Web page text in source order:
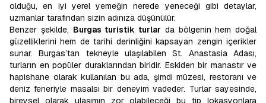
olduğu, en iyi yerel yemeğin nerede yeneceği gibi detaylar,
uzmanlar tarafından sizin adınıza düşünülür.
Benzer şekilde, Burgas turistik turlar da bölgenin hem doğal
güzelliklerini hem de tarihi derinliğini kapsayan zengin içerikler
sunar. Burgas’tan tekneyle ulaşılabilen St. Anastasia Adası,
turların en popüler duraklarından biridir. Eskiden bir manastır ve
hapishane olarak kullanılan bu ada, şimdi müzesi, restoranı ve
deniz feneriyle masalsı bir deneyim vadeder. Turlar sayesinde,
bireysel olarak ulaşımın zor olabileceği bu tip lokasyonlara